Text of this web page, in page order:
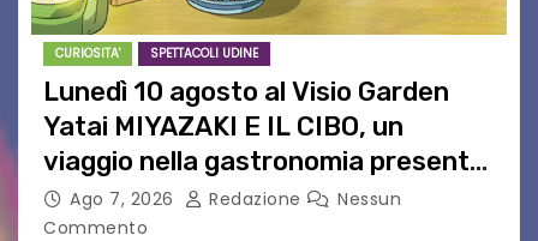
CURIOSITA' SPETTACOLI UDINE
Lunedì 10 agosto al Visio Garden
Yatai MIYAZAKI E IL CIBO, un
viaggio nella gastronomia presente
nei film di Hayao Miyazaki!
Ago 7, 2026 Redazione
Nessun
Commento